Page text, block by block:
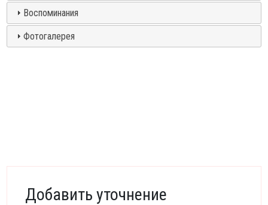
Воспоминания
Фотогалерея
Добавить уточнение